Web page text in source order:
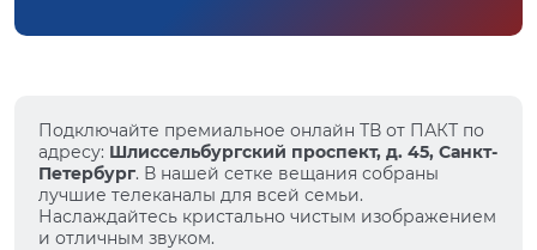
Подключайте премиальное онлайн ТВ от ПАКТ по
адресу: Шлиссельбургский проспект, д. 45, Санкт-
Петербург. В нашей сетке вещания собраны
лучшие телеканалы для всей семьи.
Наслаждайтесь кристально чистым изображением
и отличным звуком.